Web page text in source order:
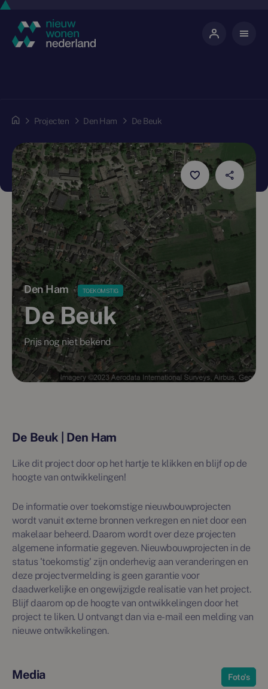
Projecten Den Ham De Beuk
Den Ham TOEKOMSTIG
De Beuk
Prijs nog niet bekend
De Beuk | Den Ham
Like dit project door op het hartje te klikken en blijf op de
hoogte van ontwikkelingen!
De informatie over toekomstige nieuwbouwprojecten
wordt vanuit externe bronnen verkregen en niet door een
makelaar beheerd. Daarom wordt over deze projecten
algemene informatie gegeven. Nieuwbouwprojecten in de
status 'toekomstig' zijn onderhevig aan veranderingen en
deze projectvermelding is geen garantie voor
daadwerkelijke en ongewijzigde realisatie van het project.
Blijf daarom op de hoogte van ontwikkelingen door het
project te liken. U ontvangt dan via e-mail een melding van
nieuwe ontwikkelingen.
Media Foto's